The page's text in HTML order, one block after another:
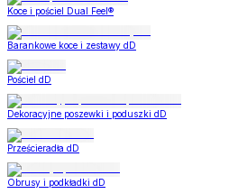
Koce i pościel Dual Feel®
Barankowe koce i zestawy dD
Pościel dD
Dekoracyjne poszewki i poduszki dD
Prześcieradła dD
Obrusy i podkładki dD